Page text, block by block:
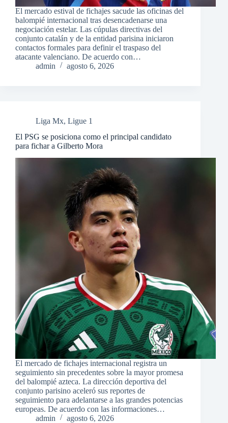
El mercado estival de fichajes sacude las oficinas del
balompié internacional tras desencadenarse una
negociación estelar. Las cúpulas directivas del
conjunto catalán y de la entidad parisina iniciaron
contactos formales para definir el traspaso del
atacante valenciano. De acuerdo con…
admin
agosto 6, 2026
Liga Mx, Ligue 1
El PSG se posiciona como el principal candidato
para fichar a Gilberto Mora
El mercado de fichajes internacional registra un
seguimiento sin precedentes sobre la mayor promesa
del balompié azteca. La dirección deportiva del
conjunto parisino aceleró sus reportes de
seguimiento para adelantarse a las grandes potencias
europeas. De acuerdo con las informaciones…
admin
agosto 6, 2026